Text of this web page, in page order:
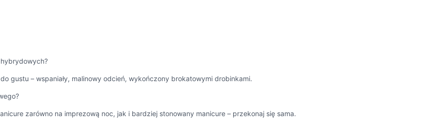
gustu – wspaniały, malinowy odcień, wykończony brokatowymi drobinkami.
zarówno na imprezową noc, jak i bardziej stonowany manicure – przekonaj się sama.